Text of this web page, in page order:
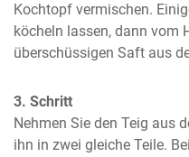
Kochtopf vermischen.
köcheln lassen, dann vom
überschüssigen Saft aus
3. Schritt
Nehmen Sie den Teig aus
ihn in zwei gleiche Teile.